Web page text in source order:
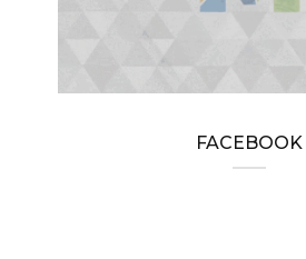
FACEBOOK